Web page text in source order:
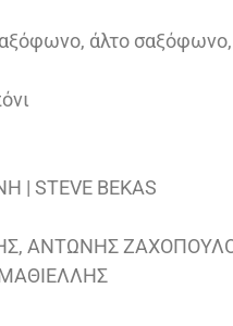
άλτο
STEVE BEKAS
ΑΝΤΩΝΗΣ